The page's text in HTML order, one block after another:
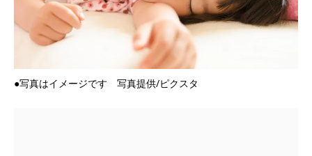
●写真はイメージです 写真提供/ピクスタ